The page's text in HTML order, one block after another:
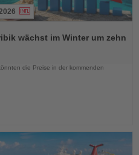
wächst im Winter um zehn
die Preise in der kommenden